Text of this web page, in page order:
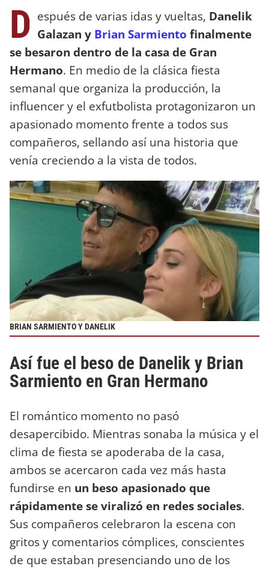
D espués de varias idas y vueltas, Danelik
Galazan y Brian Sarmiento finalmente
se besaron dentro de la casa de Gran
Hermano. En medio de la clásica fiesta
semanal que organiza la producción, la
influencer y el exfutbolista protagonizaron un
apasionado momento frente a todos sus
compañeros, sellando así una historia que
venía creciendo a la vista de todos.
BRIAN SARMIENTO Y DANELIK
Así fue el beso de Danelik y Brian
Sarmiento en Gran Hermano
El romántico momento no pasó
desapercibido. Mientras sonaba la música y el
clima de fiesta se apoderaba de la casa,
ambos se acercaron cada vez más hasta
fundirse en un beso apasionado que
rápidamente se viralizó en redes sociales.
Sus compañeros celebraron la escena con
gritos y comentarios cómplices, conscientes
de que estaban presenciando uno de los